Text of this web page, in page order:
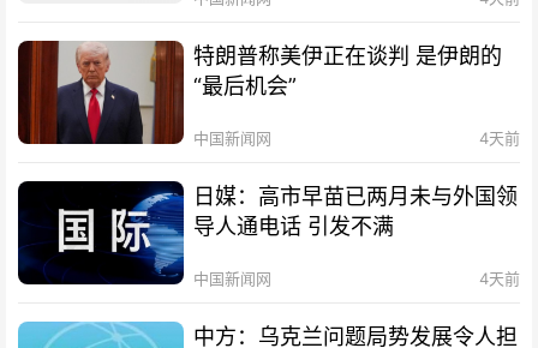
特朗普称美伊正在谈判 是伊朗的
“最后机会”
中国新闻网 4天前
日媒：高市早苗已两月未与外国领
导人通电话 引发不满
中国新闻网 4天前
中方：乌克兰问题局势发展令人担